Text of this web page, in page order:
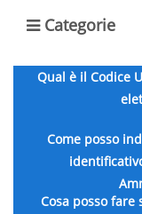
Categorie
Qual è il Codice
Come posso
Cosa posso